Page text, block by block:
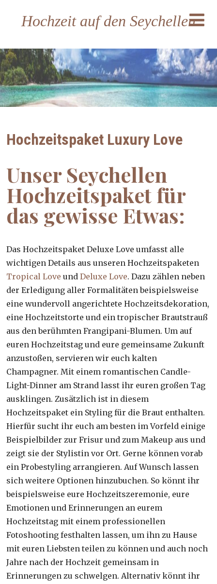
Hochzeit auf den Seychellen
Hochzeitspaket Luxury Love
Unser Seychellen
Hochzeitspaket für
das gewisse Etwas:
Das Hochzeitspaket Deluxe Love umfasst alle
wichtigen Details aus unseren Hochzeitspaketen
Tropical Love undDeluxe Love. Dazu zählen neben
der Erledigung aller Formalitäten beispielsweise
eine wundervoll angerichtete Hochzeitsdekoration,
eine Hochzeitstorte und ein tropischer Brautstrauß
aus den berühmten Frangipani-Blumen. Um auf
euren Hochzeitstag und eure gemeinsame Zukunft
anzustoßen, servieren wir euch kalten
Champagner. Mit einem romantischen Candle-
Light-Dinner am Strand lasst ihr euren großen Tag
ausklingen. Zusätzlich ist in diesem
Hochzeitspaket ein Styling für die Braut enthalten.
Hierfür sucht ihr euch am besten im Vorfeld einige
Beispielbilder zur Frisur und zum Makeup aus und
zeigt sie der Stylistin vor Ort. Gerne können vorab
ein Probestyling arrangieren. Auf Wunsch lassen
sich weitere Optionen hinzubuchen. So könnt ihr
beispielsweise eure Hochzeitszeremonie, eure
Emotionen und Erinnerungen an eurem
Hochzeitstag mit einem professionellen
Fotoshooting festhalten lassen, um ihn zu Hause
mit euren Liebsten teilen zu können und auch noch
Jahre nach der Hochzeit gemeinsam in
Erinnerungen zu schwelgen. Alternativ könnt ihr